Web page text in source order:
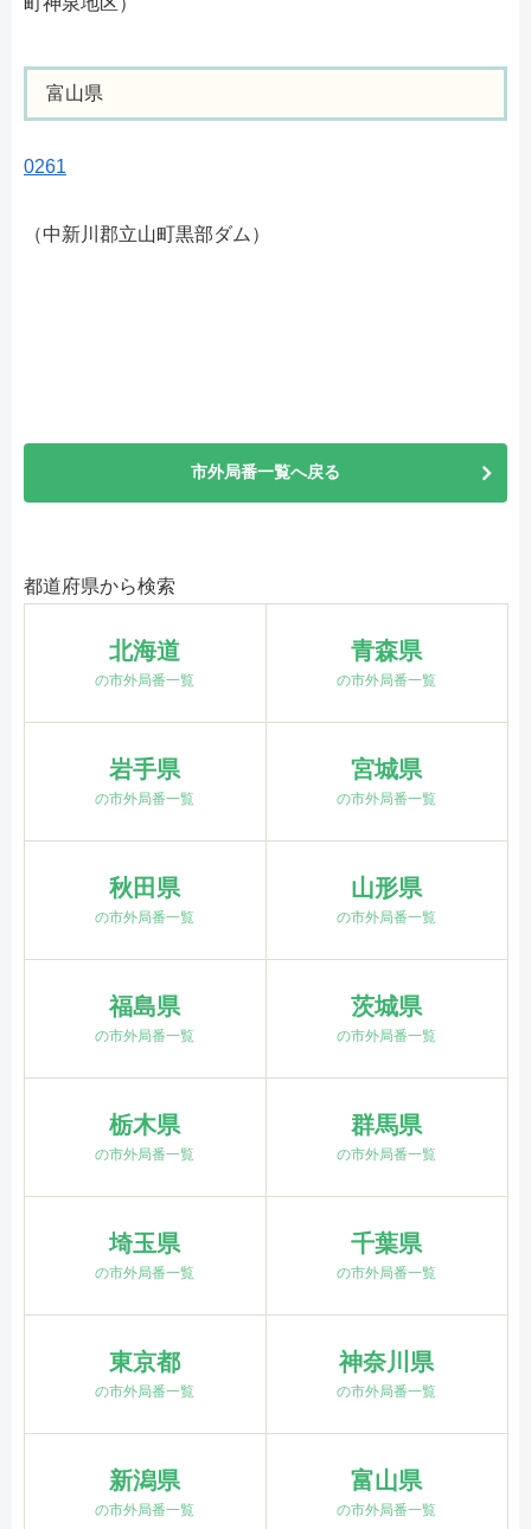
富山県
0261
（中新川郡立山町黒部ダム）
市外局番一覧へ戻る
都道府県から検索
北海道
の市外局番一覧
青森県
の市外局番一覧
岩手県
の市外局番一覧
宮城県
の市外局番一覧
秋田県
の市外局番一覧
山形県
の市外局番一覧
福島県
の市外局番一覧
茨城県
の市外局番一覧
栃木県
の市外局番一覧
群馬県
の市外局番一覧
埼玉県
の市外局番一覧
千葉県
の市外局番一覧
東京都
の市外局番一覧
神奈川県
の市外局番一覧
新潟県
の市外局番一覧
富山県
の市外局番一覧